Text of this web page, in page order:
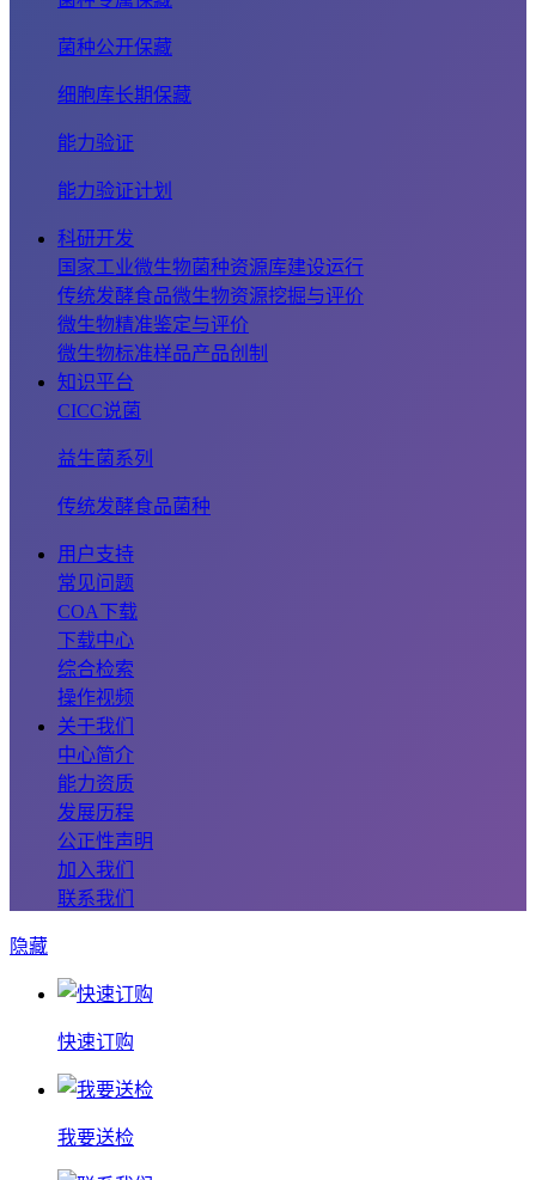
菌种公开保藏
细胞库长期保藏
能力验证
能力验证计划
科研开发
国家工业微生物菌种资源库建设运行
传统发酵食品微生物资源挖掘与评价
微生物精准鉴定与评价
微生物标准样品产品创制
知识平台
CICC说菌
益生菌系列
传统发酵食品菌种
用户支持
常见问题
COA下载
下载中心
综合检索
操作视频
关于我们
中心简介
能力资质
发展历程
公正性声明
加入我们
联系我们
隐藏
快速订购
我要送检